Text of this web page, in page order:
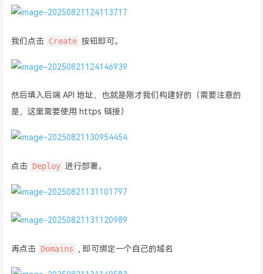
我们点击 Create 按钮即可。
然后填入后端 API 地址，也就是刚才我们构建好的（需要注意的
是，这里需要使用 https 链接）
点击 Deploy 进行部署。
再点击 Domains , 即可绑定一个自己的域名